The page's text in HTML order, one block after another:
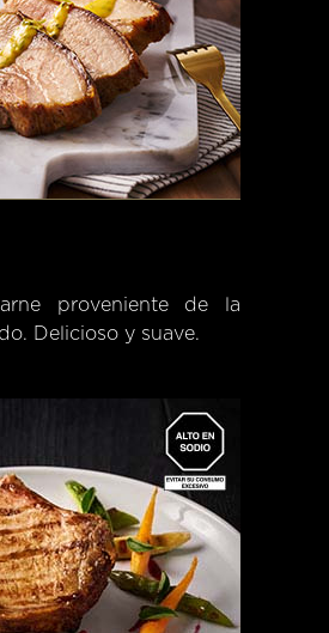
proveniente de la
Delicioso y suave.